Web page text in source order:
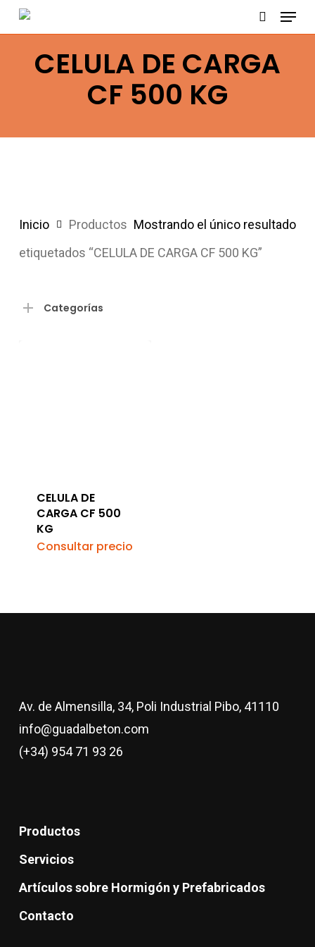
Skip
to
content
search
Menu
CELULA DE CARGA
CF 500 KG
Mostrando el único resultado
Inicio
Productos
etiquetados “CELULA DE CARGA CF 500 KG”
Categorías
CELULA DE
CARGA CF 500
KG
Consultar precio
Av. de Almensilla, 34, Poli Industrial Pibo, 41110
info@guadalbeton.com
(+34) 954 71 93 26
Productos
Servicios
Artículos sobre Hormigón y Prefabricados
Contacto